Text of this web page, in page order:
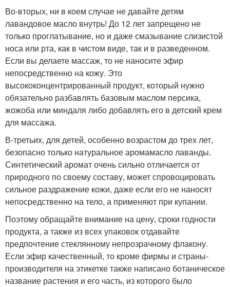
Во-вторых, ни в коем случае не давайте детям
лавандовое масло внутрь! До 12 лет запрещено не
только проглатывание, но и даже смазывание слизистой
носа или рта, как в чистом виде, так и в разведенном.
Если вы делаете массаж, то не наносите эфир
непосредственно на кожу. Это
высококонцентрированный продукт, который нужно
обязательно разбавлять базовым маслом персика,
жожоба или миндаля либо добавлять его в детский крем
для массажа.
В-третьих, для детей, особенно возрастом до трех лет,
безопасно только натуральное аромамасло лаванды.
Синтетический аромат очень сильно отличается от
природного по своему составу, может спровоцировать
сильное раздражение кожи, даже если его не наносят
непосредственно на тело, а применяют при купании.
Поэтому обращайте внимание на цену, сроки годности
продукта, а также из всех упаковок отдавайте
предпочтение стеклянному непрозрачному флакону.
Если эфир качественный, то кроме фирмы и страны-
производителя на этикетке также написано ботаническое
название растения и его часть, из которого было